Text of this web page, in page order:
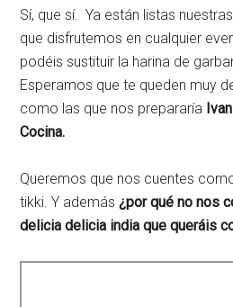
Sí, que sí. Ya están listas
que disfrutemos en cualquier
podéis sustituir la harina de
Esperamos que te queden muy
como las que nos prepararía
Cocina.
Queremos que nos cuentes
tikki. Y además¿por qué no nos
delicia delicia india que queráis